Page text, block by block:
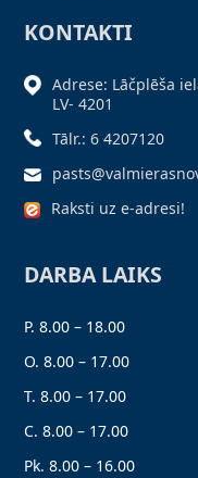
KONTAKTI
Adrese: Lāčplēša
LV- 4201
Tālr.: 6 4207120
Raksti uz e-adresi!
DARBA LAIKS
P. 8.00 – 18.00
O. 8.00 – 17.00
T. 8.00 – 17.00
C. 8.00 – 17.00
Pk. 8.00 – 16.00